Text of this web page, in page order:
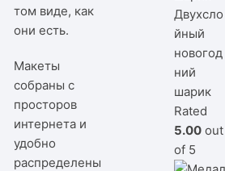
том виде, как
они есть.
Макеты
собраны с
просторов
интернета и
удобно
распределены
Двухсло
йный
новогод
ний
шарик
Rated
5.00 out
of 5